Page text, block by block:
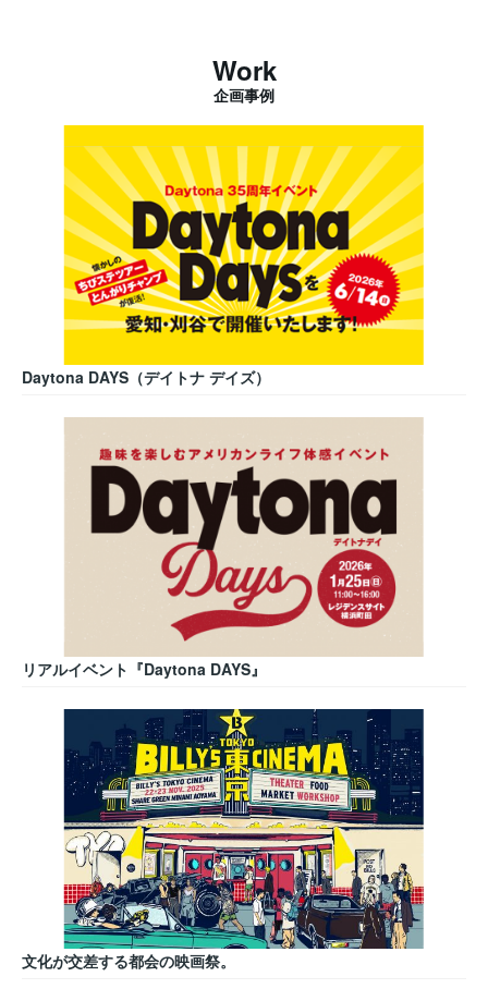
Work
企画事例
Daytona DAYS（デイトナ デイズ）
リアルイベント『Daytona DAYS』
文化が交差する都会の映画祭。